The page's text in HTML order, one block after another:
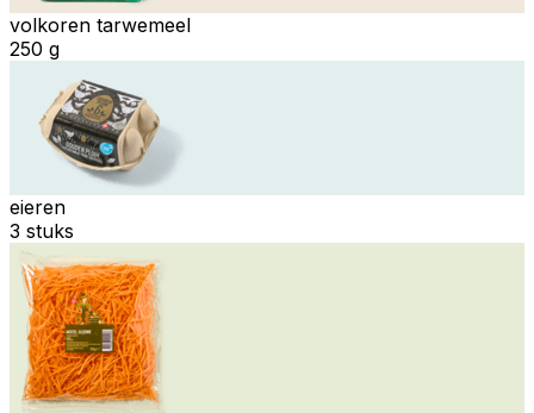
volkoren tarwemeel
250 g
eieren
3 stuks